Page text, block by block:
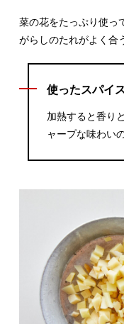
菜の花をたっぷり使っ
がらしのたれがよく合
使ったスパイ
加熱すると香り
ャープな味わい